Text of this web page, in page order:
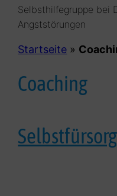
Selbsthilfegruppe bei
Angststörungen
Startseite »
Coaching